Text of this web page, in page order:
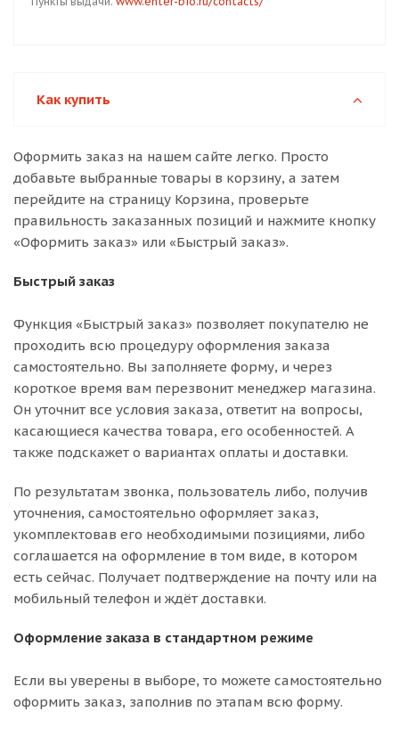
Как купить
Оформить заказ на нашем сайте легко. Просто
добавьте выбранные товары в корзину, а затем
перейдите на страницу Корзина, проверьте
правильность заказанных позиций и нажмите кнопку
«Оформить заказ» или «Быстрый заказ».
Быстрый заказ
Функция «Быстрый заказ» позволяет покупателю не
проходить всю процедуру оформления заказа
самостоятельно. Вы заполняете форму, и через
короткое время вам перезвонит менеджер магазина.
Он уточнит все условия заказа, ответит на вопросы,
касающиеся качества товара, его особенностей. А
также подскажет о вариантах оплаты и доставки.
По результатам звонка, пользователь либо, получив
уточнения, самостоятельно оформляет заказ,
укомплектовав его необходимыми позициями, либо
соглашается на оформление в том виде, в котором
есть сейчас. Получает подтверждение на почту или на
мобильный телефон и ждёт доставки.
Оформление заказа в стандартном режиме
Если вы уверены в выборе, то можете самостоятельно
оформить заказ, заполнив по этапам всю форму.